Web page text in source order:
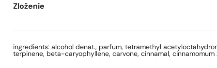
Zloženie
ingredients: alcohol denat., parfum, tetramethyl
terpinene, beta-caryophyllene, carvone, cinnamal,